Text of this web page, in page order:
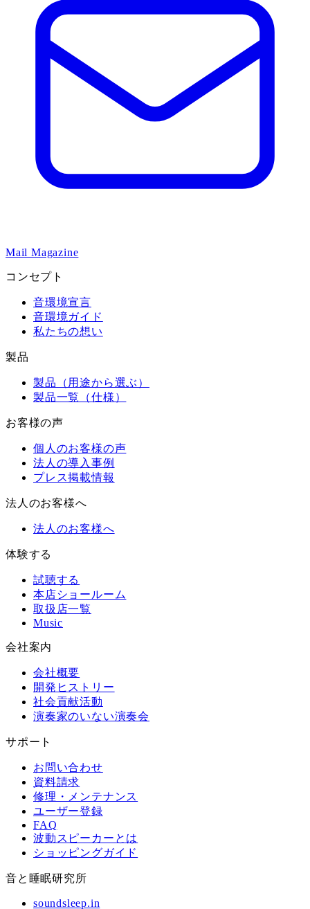
Mail Magazine
コンセプト
音環境宣言
音環境ガイド
私たちの想い
製品
製品（用途から選ぶ）
製品一覧（仕様）
お客様の声
個人のお客様の声
法人の導入事例
プレス掲載情報
法人のお客様へ
法人のお客様へ
体験する
試聴する
本店ショールーム
取扱店一覧
Music
会社案内
会社概要
開発ヒストリー
社会貢献活動
演奏家のいない演奏会
サポート
お問い合わせ
資料請求
修理・メンテナンス
ユーザー登録
FAQ
波動スピーカーとは
ショッピングガイド
音と睡眠研究所
soundsleep.in